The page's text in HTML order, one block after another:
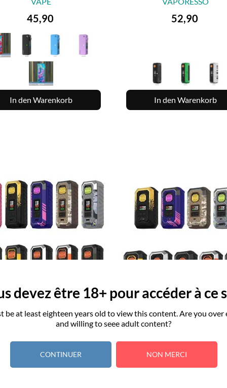
devez être 18+ pour accéder à ce
be at least eighteen years old to view this content. Are you over
and willing to seee adult content?
CONTINUER NON MERCI
VORSCHAU
Preis
45,90
In den Warenkorb
VORSCHAU
Preis
52,90
In den Warenkorb
VORSCHAU
Of BOX ARMOUR S -
Preis
44,90
VORSCHAU
Copy Of BOX ARMOUR
Preis
59,90